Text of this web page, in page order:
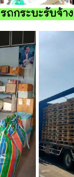
รถกระบะรับจ้าง